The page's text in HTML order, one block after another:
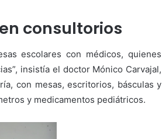
consultorios
escolares con médicos, quienes
insistía el doctor Mónico Carvajal,
con mesas, escritorios, básculas y
y medicamentos pediátricos.